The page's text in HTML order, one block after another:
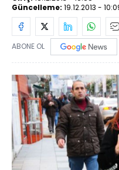
Güncelleme: 19.12.2013 -
ABONE OL